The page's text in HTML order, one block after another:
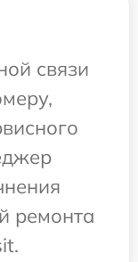
связи
ремонта